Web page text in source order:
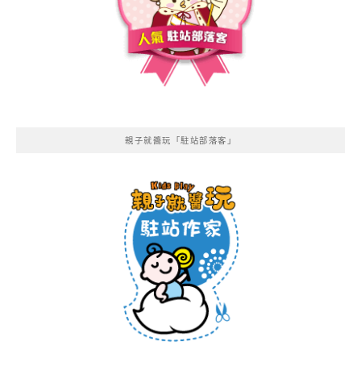
親子就醬玩「駐站部落客」